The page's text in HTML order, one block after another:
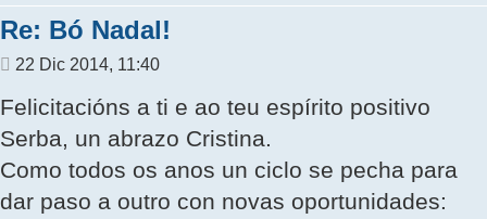
Re: Bó Nadal!
Mensaje
22 Dic 2014, 11:40
Felicitacións a ti e ao teu espírito positivo
Serba, un abrazo Cristina.
Como todos os anos un ciclo se pecha para
dar paso a outro con novas oportunidades: